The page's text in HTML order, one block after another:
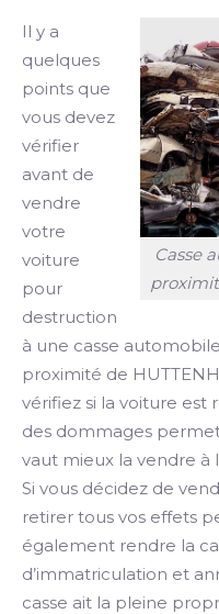
Casse
Il y a
quelques
points que
vous devez
vérifier
avant de
vendre
votre
voiture
pour
destruction
à une casse
proximité de
vérifiez si la voiture est
des dommages
vaut mieux la vendre à
Si vous décidez de
retirer tous vos effets
également rendre la
d’immatriculation et
casse ait la pleine